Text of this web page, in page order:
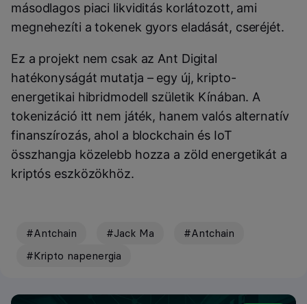
másodlagos piaci likviditás korlátozott, ami
megnehezíti a tokenek gyors eladását, cseréjét.
Ez a projekt nem csak az Ant Digital
hatékonyságát mutatja – egy új, kripto-
energetikai hibridmodell születik Kínában. A
tokenizáció itt nem játék, hanem valós alternatív
finanszírozás, ahol a blockchain és IoT
összhangja közelebb hozza a zöld energetikát a
kriptós eszközökhöz.
#Antchain #Jack Ma
#Antchain
#Kripto napenergia